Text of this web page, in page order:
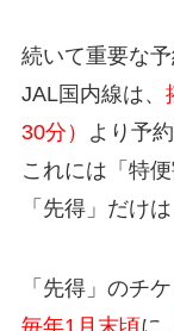
続いて重要な予
JAL国内線は、
30分）
より予
これには「特
「先得」だけ
「先得」のチケ